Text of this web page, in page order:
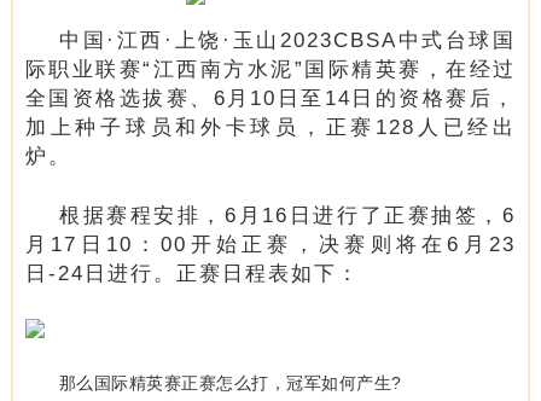
中国·江西·上饶·玉山2023CBSA中式台球国
际职业联赛“江西南方水泥”国际精英赛，在经过
全国资格选拔赛、6月10日至14日的资格赛后，
加上种子球员和外卡球员，正赛128人已经出
炉。
根据赛程安排，6月16日进行了正赛抽签，6
月17日10：00开始正赛，决赛则将在6月23
日-24日进行。正赛日程表如下：
那么国际精英赛正赛怎么打，冠军如何产生?